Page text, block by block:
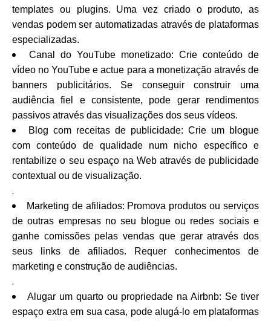
templates ou plugins. Uma vez criado o produto, as
vendas podem ser automatizadas através de plataformas
especializadas.
Canal do YouTube monetizado: Crie conteúdo de
vídeo no YouTube e actue para a monetização através de
banners publicitários. Se conseguir construir uma
audiência fiel e consistente, pode gerar rendimentos
passivos através das visualizações dos seus vídeos.
Blog com receitas de publicidade: Crie um blogue
com conteúdo de qualidade num nicho específico e
rentabilize o seu espaço na Web através de publicidade
contextual ou de visualização.
.
Marketing de afiliados: Promova produtos ou serviços
de outras empresas no seu blogue ou redes sociais e
ganhe comissões pelas vendas que gerar através dos
seus links de afiliados. Requer conhecimentos de
marketing e construção de audiências.
.
Alugar um quarto ou propriedade na Airbnb: Se tiver
espaço extra em sua casa, pode alugá-lo em plataformas